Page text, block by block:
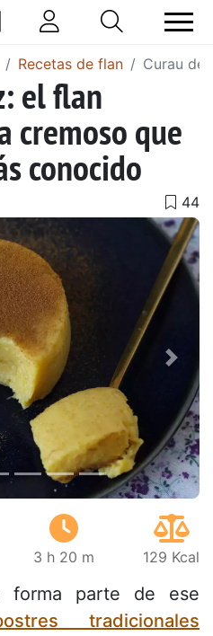
Recetas de flan Curau de
el flan
cremoso que
conocido
3 h 20 m 129 Kcal
forma parte de ese
tradicionales